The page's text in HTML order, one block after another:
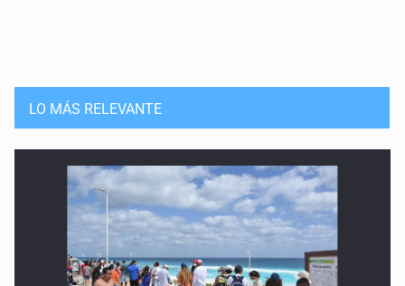
LO MÁS RELEVANTE